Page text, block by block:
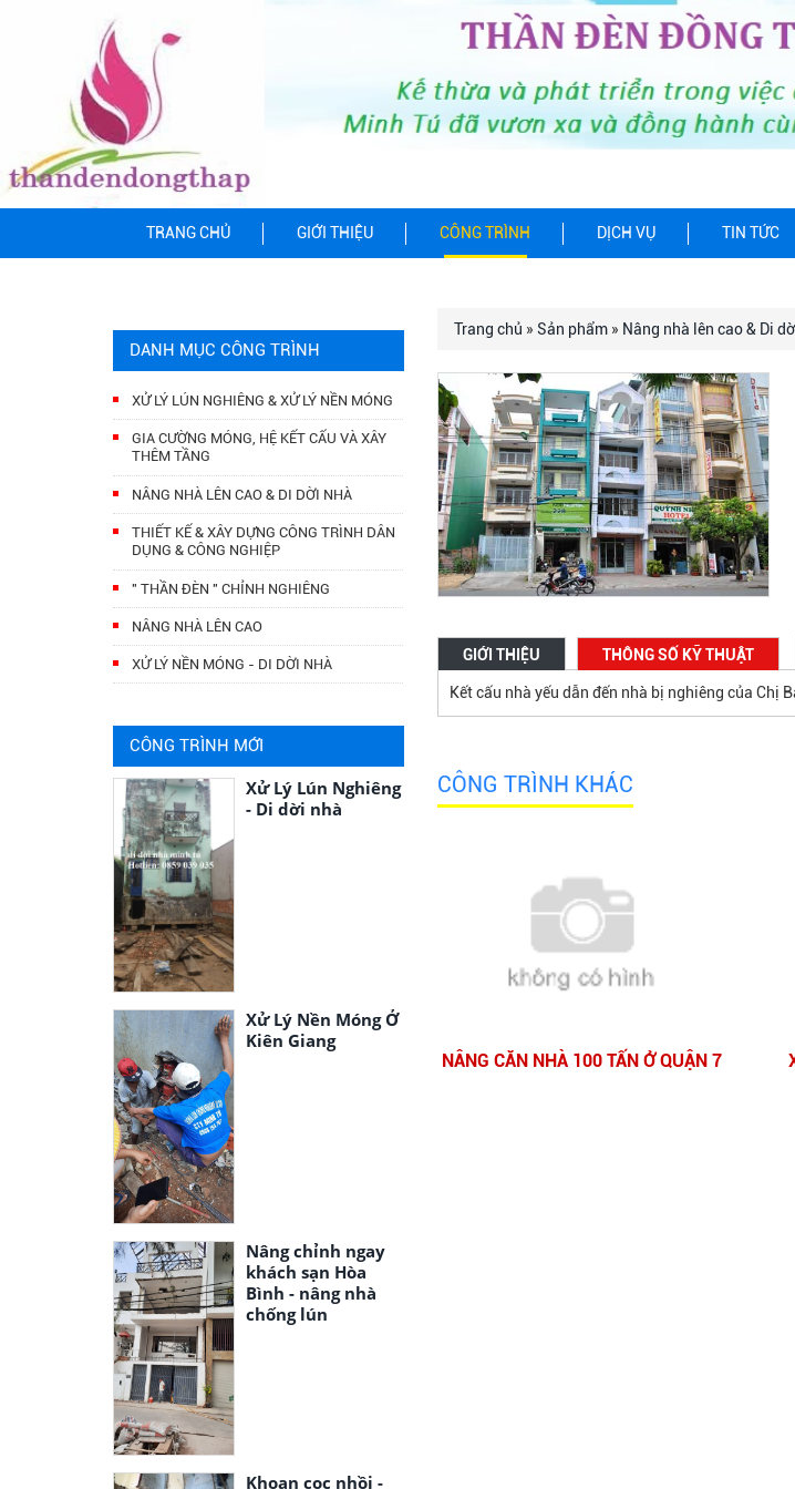
TRANG CHỦ GIỚI THIỆU CÔNG TRÌNH DỊCH VỤ TIN TỨC
DANH MỤC CÔNG TRÌNH
XỬ LÝ LÚN NGHIÊNG & XỬ LÝ NỀN MÓNG
GIA CƯỜNG MÓNG, HỆ KẾT CẤU VÀ XÂY
THÊM TẦNG
NÂNG NHÀ LÊN CAO & DI DỜI NHÀ
THIẾT KẾ & XÂY DỰNG CÔNG TRÌNH DÂN
DỤNG & CÔNG NGHIỆP
" THẦN ĐÈN " CHỈNH NGHIÊNG
NÂNG NHÀ LÊN CAO
XỬ LÝ NỀN MÓNG - DI DỜI NHÀ
CÔNG TRÌNH MỚI
Xử Lý Lún Nghiêng
- Di dời nhà
Xử Lý Nền Móng Ở
Kiên Giang
Nâng chỉnh ngay
khách sạn Hòa
Bình - nâng nhà
chống lún
Khoan cọc nhồi -
Trang chủ » Sản phẩm» Nâng nhà lên cao & Di
GIỚI THIỆU THÔNG SỐ KỸ THUẬT
Kết cấu nhà yếu dẫn đến nhà bị nghiêng của Chị
CÔNG TRÌNH KHÁC
NÂNG CĂN NHÀ 100 TẤN Ở QUẬN 7